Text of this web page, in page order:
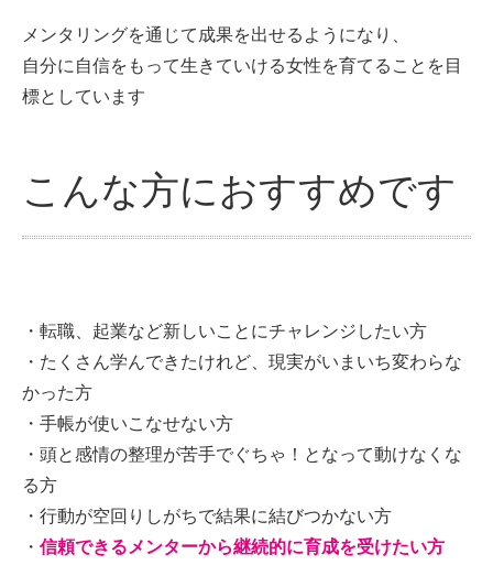
メンタリングを通じて成果を出せるようになり、
自分に自信をもって生きていける女性を育てることを目
標としています
こんな方におすすめです
・転職、起業など新しいことにチャレンジしたい方
・たくさん学んできたけれど、現実がいまいち変わらな
かった方
・手帳が使いこなせない方
・頭と感情の整理が苦手でぐちゃ！となって動けなくな
る方
・行動が空回りしがちで結果に結びつかない方
・ 信頼できるメンターから継続的に育成を受けたい方